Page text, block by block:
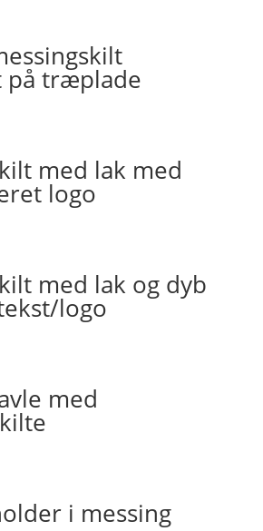
på træplade
med lak med
logo
med lak og dyb
logo
med
i messing